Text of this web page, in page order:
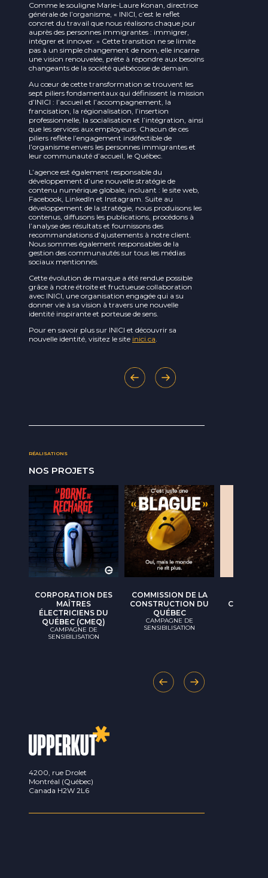
Comme le souligne Marie-Laure Konan, directrice
générale de l’organisme, « INICI, c’est le reflet
concret du travail que nous réalisons chaque jour
auprès des personnes immigrantes : immigrer,
intégrer et innover. » Cette transition ne se limite
pas à un simple changement de nom, elle incarne
une vision renouvelée, prête à répondre aux besoins
changeants de la société québécoise de demain.
Au cœur de cette transformation se trouvent les
sept piliers fondamentaux qui définissent la mission
d’INICI : l’accueil et l’accompagnement, la
francisation, la régionalisation, l’insertion
professionnelle, la socialisation et l’intégration, ainsi
que les services aux employeurs. Chacun de ces
piliers reflète l’engagement indéfectible de
l’organisme envers les personnes immigrantes et
leur communauté d’accueil, le Québec.
L’agence est également responsable du
développement d’une nouvelle stratégie de
contenu numérique globale, incluant : le site web,
Facebook, LinkedIn et Instagram. Suite au
développement de la stratégie, nous produisons les
contenus, diffusons les publications, procédons à
l’analyse des résultats et fournissons des
recommandations d’ajustements à notre client.
Nous sommes également responsables de la
gestion des communautés sur tous les médias
sociaux mentionnés.
Cette évolution de marque a été rendue possible
grâce à notre étroite et fructueuse collaboration
avec INICI, une organisation engagée qui a su
donner vie à sa vision à travers une nouvelle
identité inspirante et porteuse de sens.
Pour en savoir plus sur INICI et découvrir sa
nouvelle identité, visitez le site inici.ca.
RÉALISATIONS
NOS PROJETS
CORPORATION DES
MAÎTRES
ÉLECTRICIENS DU
QUÉBEC (CMEQ)
CAMPAGNE DE
SENSIBILISATION
COMMISSION DE LA
CONSTRUCTION DU
QUÉBEC
CAMPAGNE DE
SENSIBILISATION
4200, rue Drolet
Montréal (Québec)
Canada H2W 2L6